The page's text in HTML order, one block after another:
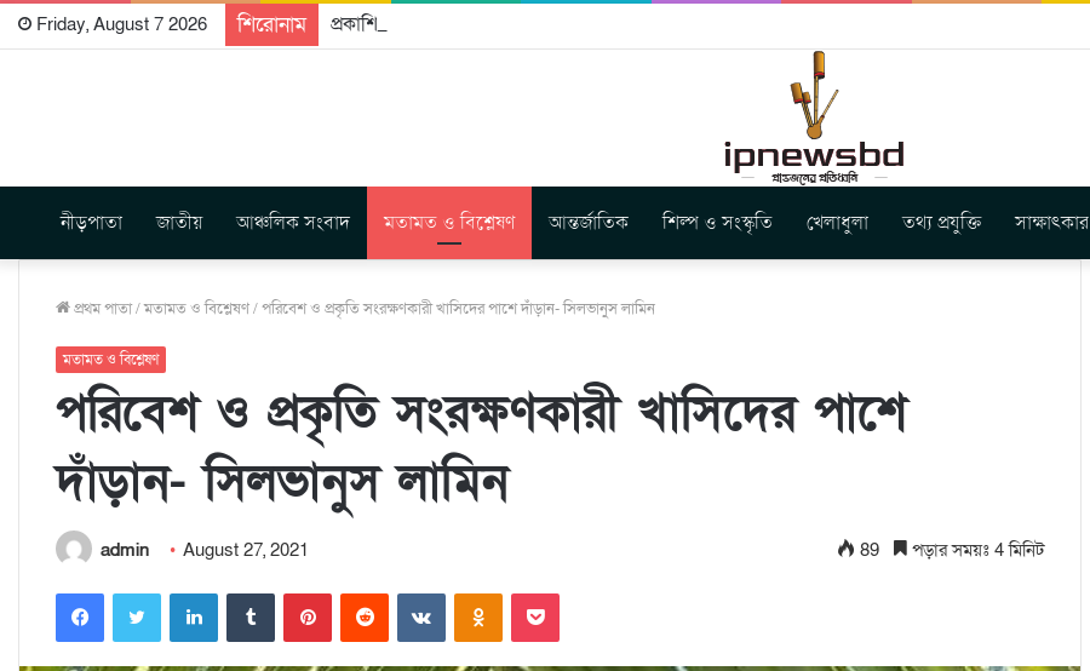
Friday, August 7 2026 শিরোনাম প্রকাশিত হতে যাচ্ছে দি রাবুগার নতুন গান ‘Baljanggi’
নীড়পাতা জাতীয় আঞ্চলিক সংবাদ মতামত ও বিশ্লেষণ আন্তর্জাতিক শিল্প ও সংস্কৃতি খেলাধুলা তথ্য প্রযুক্তি সাক্ষাৎকার
প্রথম পাতা/মতামত ও বিশ্লেষণ/পরিবেশ ও প্রকৃতি সংরক্ষণকারী খাসিদের পাশে দাঁড়ান- সিলভানুস লামিন
মতামত ও বিশ্লেষণ
পরিবেশ ও প্রকৃতি সংরক্ষণকারী খাসিদের পাশে
দাঁড়ান- সিলভানুস লামিন
admin August 27, 2021 89 পড়ার সময়ঃ 4 মিনিট